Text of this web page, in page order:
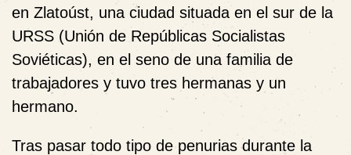
en Zlatoúst, una ciudad situada en el sur de la
URSS (Unión de Repúblicas Socialistas
Soviéticas), en el seno de una familia de
trabajadores y tuvo tres hermanas y un
hermano.
Tras pasar todo tipo de penurias durante la